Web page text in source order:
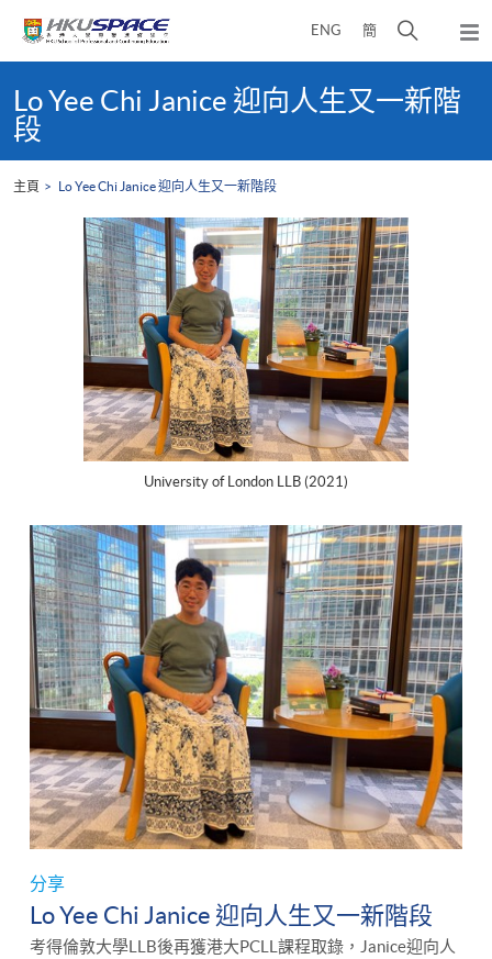
ENG 簡
開
搜
尋
面
彈
出
content
startLo Yee Chi Janice 迎向人生又一新階
段
主頁 Lo Yee Chi Janice 迎向人生又一新階段
分享
Lo Yee Chi Janice 迎向人生又一新階段
考得倫敦大學LLB後再獲港大PCLL課程取錄，Janice迎向人
University of London LLB (2021)